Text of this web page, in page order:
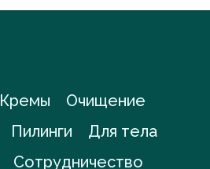
Кремы
Очищение
Пилинги
Для тела
Сотрудничество